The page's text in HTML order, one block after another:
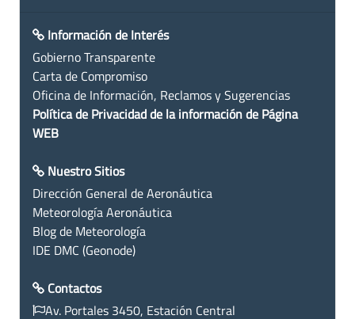
Información de Interés
Gobierno Transparente
Carta de Compromiso
Oficina de Información, Reclamos y Sugerencias
Política de Privacidad de la información de Página
WEB
Nuestro Sitios
Dirección General de Aeronáutica
Meteorología Aeronáutica
Blog de Meteorología
IDE DMC (Geonode)
Contactos
Av. Portales 3450, Estación Central